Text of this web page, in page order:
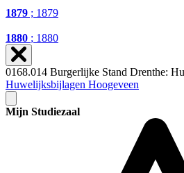
1879 ; 1879
1880 ; 1880
0168.014 Burgerlijke Stand Drenthe:
Huwelijksbijlagen Hoogeveen
Mijn Studiezaal